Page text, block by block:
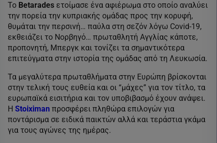
Το Betarades ετοίμασε ένα αφιέρωμα στο οποίο αναλύει
την πορεία την κυπριακής ομάδας προς την κορυφή,
θυμάται την περσινή… παύλα στη σεζόν λόγω Covid-19,
εκθειάζει το Νορβηγό… πρωταθλητή Αγγλίας κάποτε,
προπονητή, Μπεργκ και τονίζει τα σημαντικότερα
επιτεύγματα στην ιστορία της ομάδας από τη Λευκωσία.
Τα μεγαλύτερα πρωταθλήματα στην Ευρώπη βρίσκονται
στην τελική τους ευθεία και οι “μάχες” για τον τίτλο, τα
ευρωπαϊκά εισιτήρια και τον υποβιβασμό έχουν ανάψει.
Η Stoiximan προσφέρει πληθώρα επιλογών για
ποντάρισμα σε ειδικά παικτών αλλά και τεράστια γκάμα
για τους αγώνες της ημέρας.